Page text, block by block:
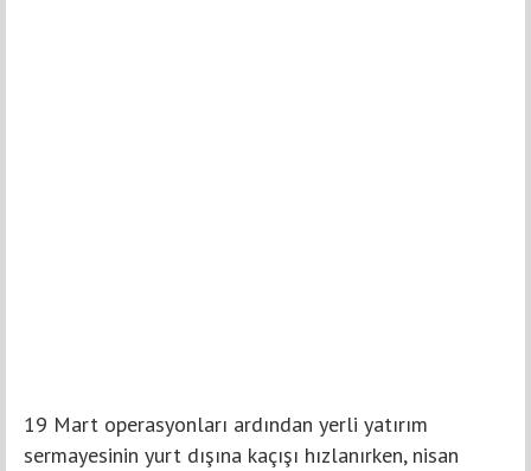
19 Mart operasyonları ardından yerli yatırım
sermayesinin yurt dışına kaçışı hızlanırken, nisan